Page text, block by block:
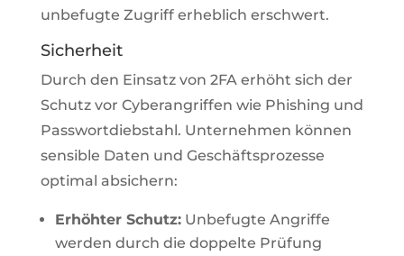
unbefugte Zugriff erheblich erschwert.
Sicherheit
Durch den Einsatz von 2FA erhöht sich der
Schutz vor Cyberangriffen wie Phishing und
Passwortdiebstahl. Unternehmen können
sensible Daten und Geschäftsprozesse
optimal absichern:
Erhöhter Schutz:Unbefugte Angriffe
werden durch die doppelte Prüfung